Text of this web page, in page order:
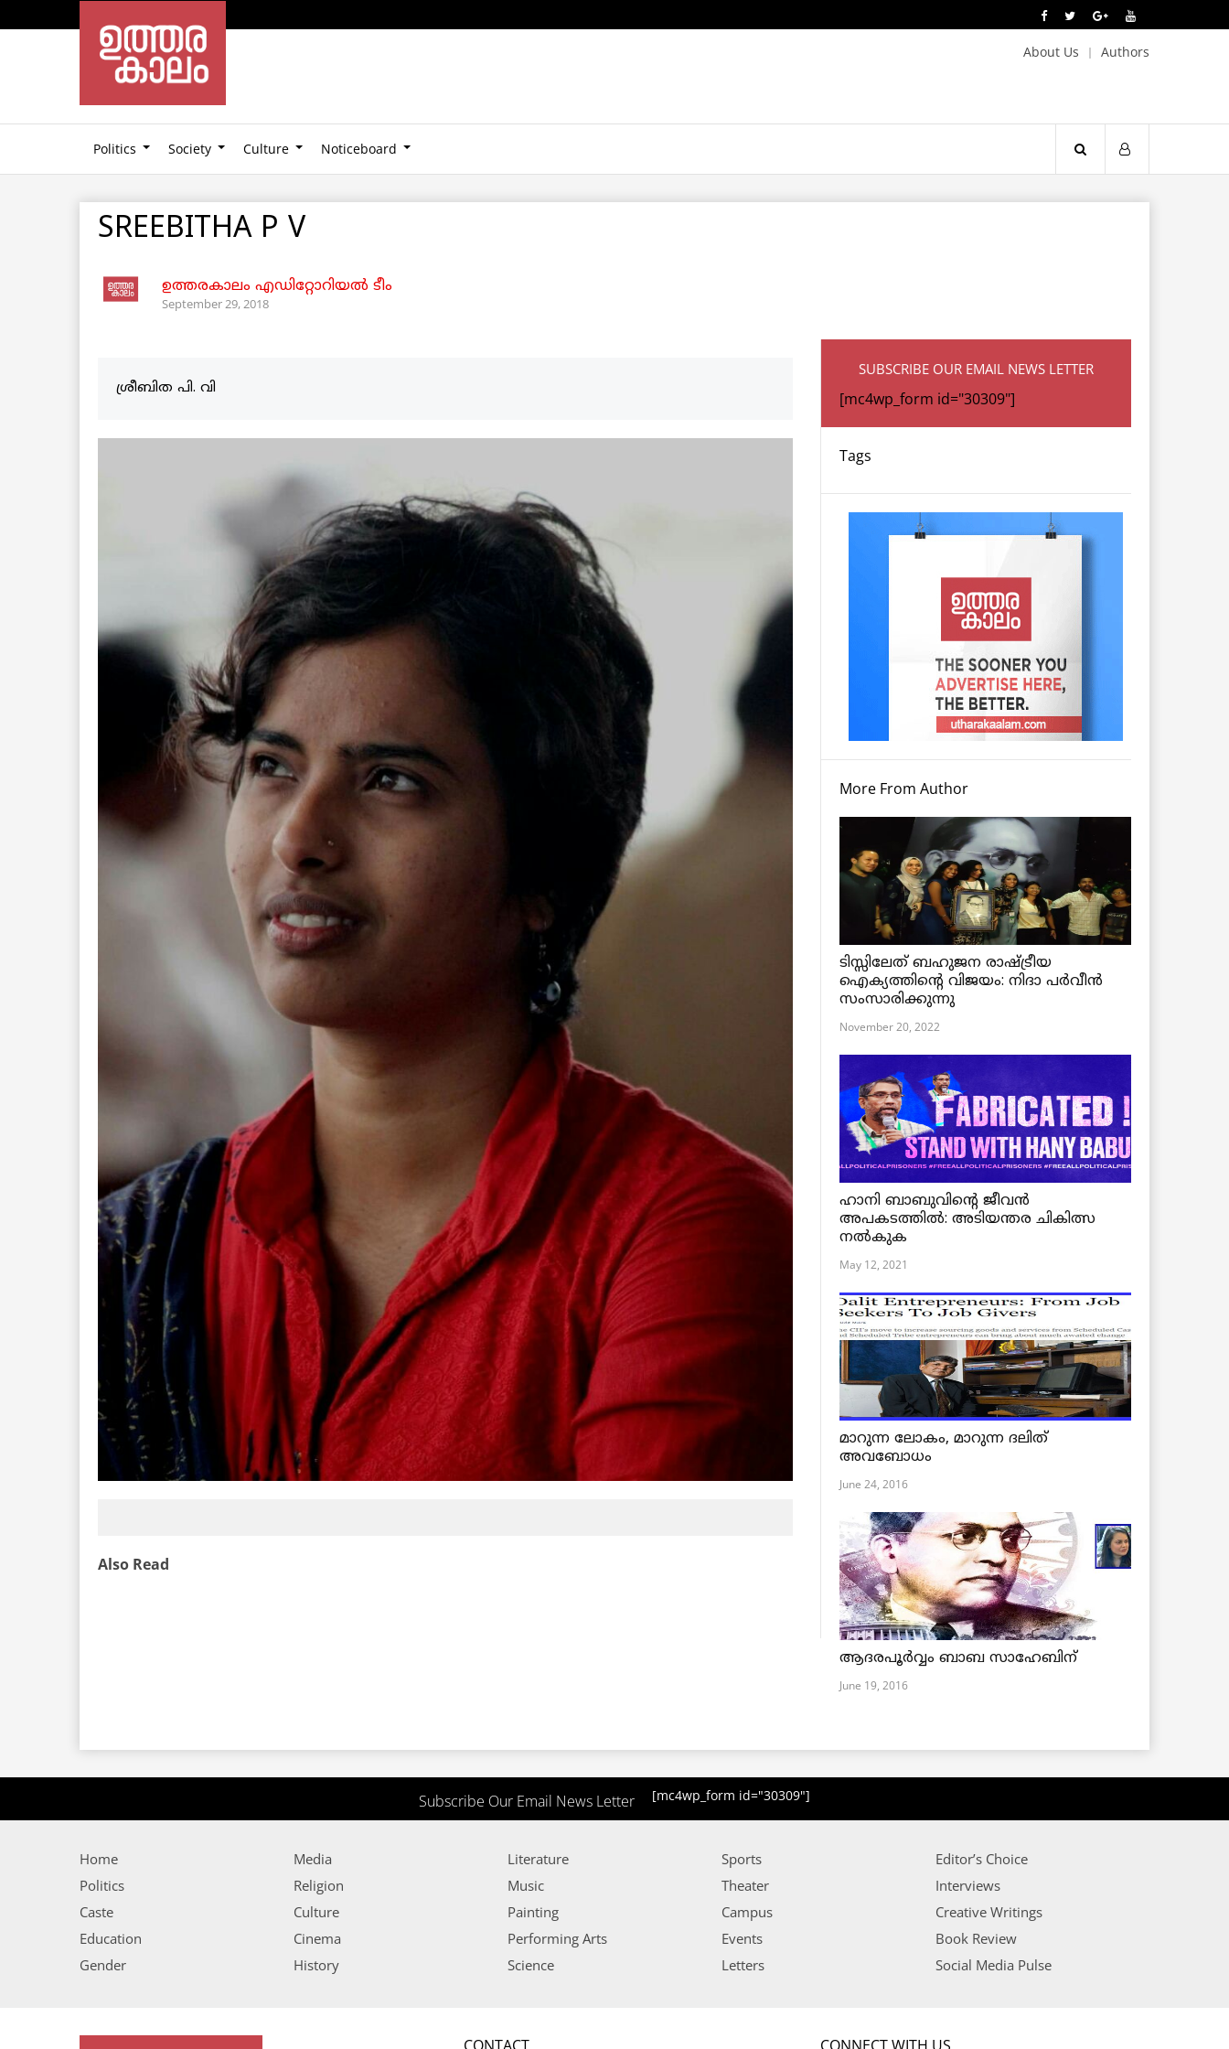
About Us Authors
Politics Society Culture Noticeboard
SREEBITHA P V
ഉത്തരകാലം എഡിറ്റോറിയല്‍ ടീം
September 29, 2018
ശ്രീബിത പി. വി
Also Read
SUBSCRIBE OUR EMAIL NEWS LETTER
[mc4wp_form id="30309"]
Tags
More From Author
ടിസ്സിലേത് ബഹുജന രാഷ്ട്രീയ
ഐക്യത്തിന്റെ വിജയം: നിദാ പർവീൻ
സംസാരിക്കുന്നു
November 20, 2022
ഹാനി ബാബുവിന്റെ ജീവൻ
അപകടത്തിൽ: അടിയന്തര ചികിത്സ
നൽകുക
May 12, 2021
മാറുന്ന ലോകം, മാറുന്ന ദലിത്
അവബോധം
June 24, 2016
ആദരപൂര്‍വ്വം ബാബ സാഹേബിന്
June 19, 2016
Subscribe Our Email News Letter [mc4wp_form id="30309"]
Home
Politics
Caste
Education
Gender
Media
Religion
Culture
Cinema
History
Literature
Music
Painting
Performing Arts
Science
Sports
Theater
Campus
Events
Letters
Editor’s Choice
Interviews
Creative Writings
Book Review
Social Media Pulse